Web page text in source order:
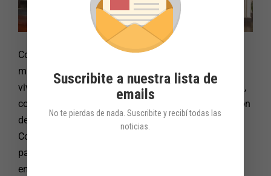
Con la esperanza de que muchos sientan la
misericordia de Dios en sus vidas como lo aprendí,
vivo desde lo Espiritual tanto la Comunión en la Misa,
como esa Alianza de Amor con María en la renovación
de cada 18 aportando al Capital de Gracias.
Conquistando mi Santuario Corazón y el Santuario
para tantas familias en el Sur, camino con amor,
entrega y humidad. Entregando todo lo que cargo, lo
Suscribite a nuestra lista de
emails
No te pierdas de nada. Suscribite y recibí todas las
noticias.